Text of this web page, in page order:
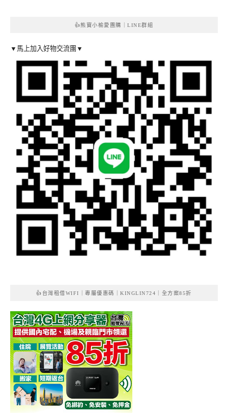
👍熊寶小榆愛團購｜LINE群組
▼馬上加入好物交流團▼
👍台灣租借WIFI｜專屬優惠碼｜KINGLIN724｜全方案85折